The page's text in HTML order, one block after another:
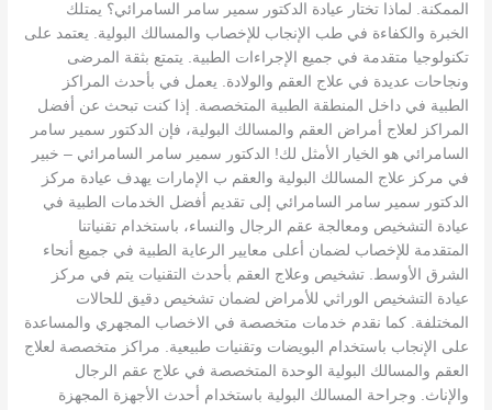
الممكنة. لماذا تختار عيادة الدكتور سمير سامر السامرائي؟ يمتلك
الخبرة والكفاءة في طب الإنجاب للإخصاب والمسالك البولية. يعتمد على
تكنولوجيا متقدمة في جميع الإجراءات الطبية. يتمتع بثقة المرضى
ونجاحات عديدة في علاج العقم والولادة. يعمل في بأحدث المراكز
الطبية في داخل المنطقة الطبية المتخصصة. إذا كنت تبحث عن أفضل
المراكز لعلاج أمراض العقم والمسالك البولية، فإن الدكتور سمير سامر
السامرائي هو الخيار الأمثل لك! الدكتور سمير سامر السامرائي – خبير
في مركز علاج المسالك البولية والعقم ب الإمارات يهدف عيادة مركز
الدكتور سمير سامر السامرائي إلى تقديم أفضل الخدمات الطبية في
عيادة التشخيص ومعالجة عقم الرجال والنساء، باستخدام تقنياتنا
المتقدمة للإخصاب لضمان أعلى معايير الرعاية الطبية في جميع أنحاء
الشرق الأوسط. تشخيص وعلاج العقم بأحدث التقنيات يتم في مركز
عيادة التشخيص الوراثي للأمراض لضمان تشخيص دقيق للحالات
المختلفة. كما نقدم خدمات متخصصة في الاخصاب المجهري والمساعدة
على الإنجاب باستخدام البويضات وتقنيات طبيعية. مراكز متخصصة لعلاج
العقم والمسالك البولية الوحدة المتخصصة في علاج عقم الرجال
والإناث. وجراحة المسالك البولية باستخدام أحدث الأجهزة المجهزة